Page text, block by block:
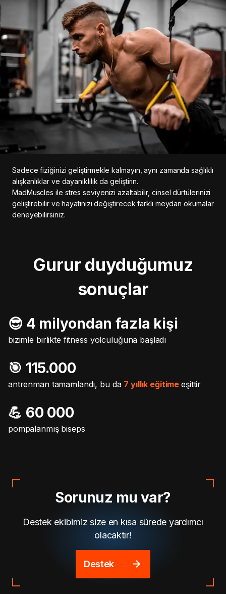
Sadece fiziğinizi geliştirmekle kalmayın, aynı zamanda sağlıklı
alışkanlıklar ve dayanıklılık da geliştirin.
MadMuscles ile stres seviyenizi azaltabilir, cinsel dürtülerinizi
geliştirebilir ve hayatınızı değiştirecek farklı meydan okumalar
deneyebilirsiniz.
Gurur duyduğumuz
sonuçlar
😎 4 milyondan fazla kişi
bizimle birlikte fitness yolculuğuna başladı
🎯️ 115.000
antrenman tamamlandı, bu da 7 yıllık eğitimeeşittir
💪 60 000
pompalanmış biseps
Sorunuz mu var?
Destek ekibimiz size en kısa sürede yardımcı
olacaktır!
Destek